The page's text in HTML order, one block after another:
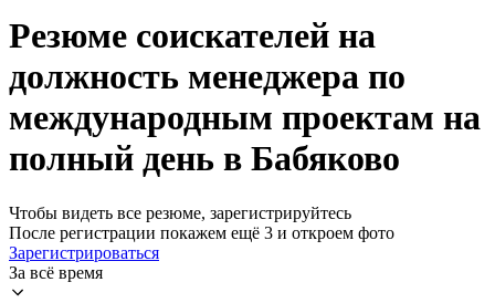
Резюме соискателей на
должность менеджера по
международным проектам на
полный день в Бабяково
Чтобы видеть все резюме, зарегистрируйтесь
После регистрации покажем ещё 3 и откроем фото
Зарегистрироваться
За всё время